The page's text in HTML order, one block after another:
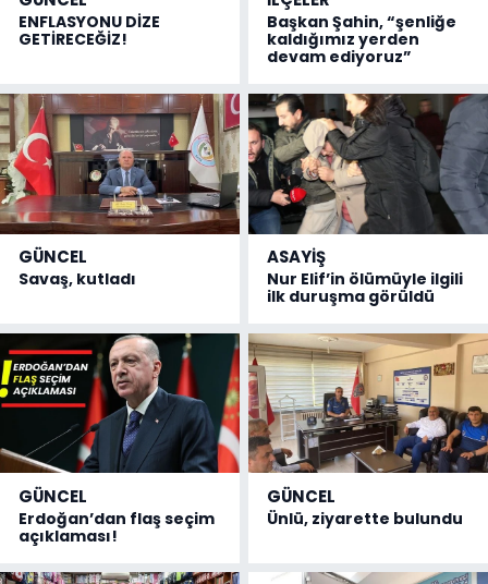
ENFLASYONU DİZE
GETİRECEĞİZ!
Başkan Şahin, “şenliğe
kaldığımız yerden
devam ediyoruz”
GÜNCEL
Savaş, kutladı
ASAYİŞ
Nur Elif’in ölümüyle ilgili
ilk duruşma görüldü
GÜNCEL
Erdoğan’dan flaş seçim
açıklaması!
GÜNCEL
Ünlü, ziyarette bulundu